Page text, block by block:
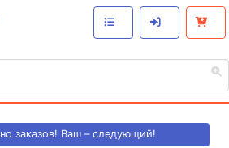
заказов! Ваш – следующий!